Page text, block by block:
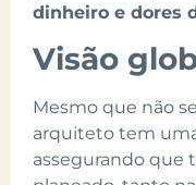
dinheiro e dores
Visão
Mesmo que não
arquiteto tem
assegurando que